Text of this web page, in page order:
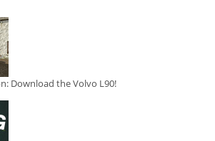
Download the Volvo L90!